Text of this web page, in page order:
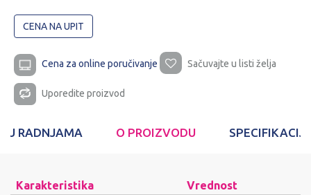
CENA NA UPIT
Cena za online poručivanje Sačuvajte u listi želja
Uporedite proizvod
U RADNJAMA O PROIZVODU
Karakteristika Vrednost